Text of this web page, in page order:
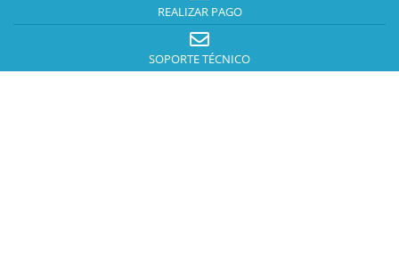
REALIZAR PAGO
SOPORTE TÉCNICO